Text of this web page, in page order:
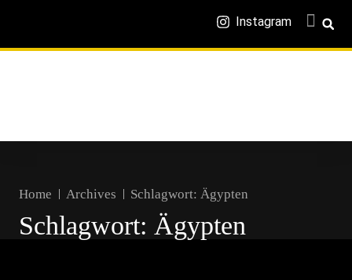
Instagram
Home Archives Schlagwort: Ägypten
Schlagwort: Ägypten